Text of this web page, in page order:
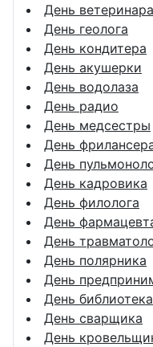
День ветеринара
День геолога
День кондитера
День акушерки
День водолаза
День радио
День медсестры
День
День
День кадровика
День филолога
День
День
День полярника
День
День
День сварщика
День